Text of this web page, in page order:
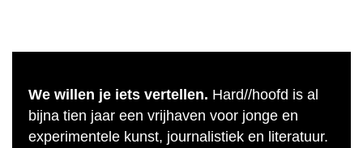
We willen je iets vertellen. Hard//hoofd is al
bijna tien jaar een vrijhaven voor jonge en
experimentele kunst, journalistiek en literatuur.